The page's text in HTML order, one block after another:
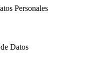
Personales
Datos